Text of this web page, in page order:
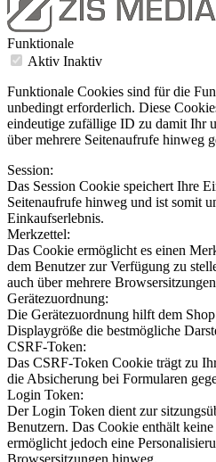
Funktionale
Aktiv Inaktiv
Funktionale Cookies sind für die
unbedingt erforderlich. Diese
eindeutige zufällige ID zu damit Ihr
über mehrere Seitenaufrufe hinweg
Session:
Das Session Cookie speichert Ihre
Seitenaufrufe hinweg und ist somit
Einkaufserlebnis.
Merkzettel:
Das Cookie ermöglicht es einen
dem Benutzer zur Verfügung zu
auch über mehrere
Gerätezuordnung:
Die Gerätezuordnung hilft dem
Displaygröße die bestmögliche
CSRF-Token:
Das CSRF-Token Cookie trägt zu
die Absicherung bei Formularen
Login Token:
Der Login Token dient zur
Benutzern. Das Cookie enthält
ermöglicht jedoch eine
Browsersitzungen hinweg.